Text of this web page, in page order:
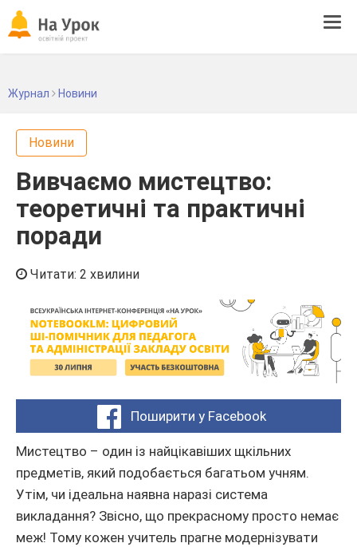
Журнал Новини
Новини
Вивчаємо мистецтво:
теоретичні та практичні
поради
Читати: 2 хвилини
Поширити у Facebook
Мистецтво – один із найцікавіших щкільних
предметів, який подобається багатьом учням.
Утім, чи ідеальна наявна наразі система
викладання? Звісно, що прекрасному просто немає
меж! Тому кожен учитель прагне модернізувати